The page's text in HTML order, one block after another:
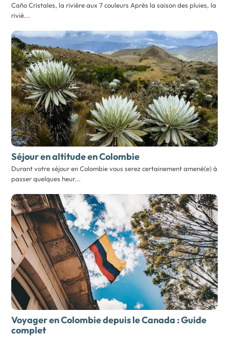
Caño Cristales, la rivière aux 7 couleurs Après la saison des pluies, la
riviè...
Séjour en altitude en Colombie
Durant votre séjour en Colombie vous serez certainement amené(e) à
passer quelques heur...
Voyager en Colombie depuis le Canada :Guide
complet